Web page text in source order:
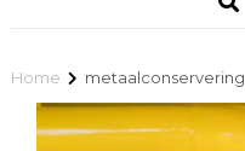
Home metaalconservering